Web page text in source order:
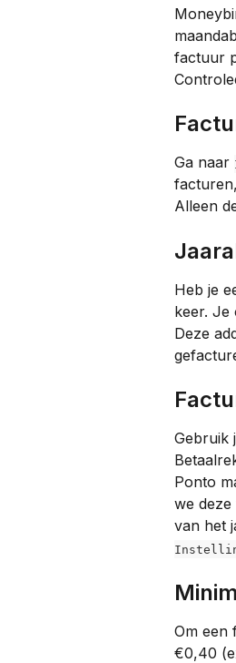
factuur
Ga naar
Alleen
Heb je
keer. Je
Deze
Gebruik
Ponto
we
van het
Om een
€0,40